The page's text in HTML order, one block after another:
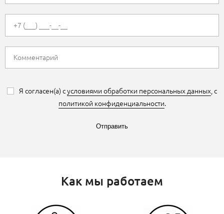
Я согласен(а) сусловиями обработки персональных данных, с
политикой конфиденциальности.
Отправить
Как мы работаем